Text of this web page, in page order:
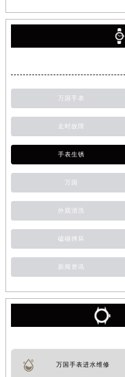
万国手表
走时故障
手表生锈
万国
外观清洗
磕碰摔坏
新闻资讯
万国手表进水维修